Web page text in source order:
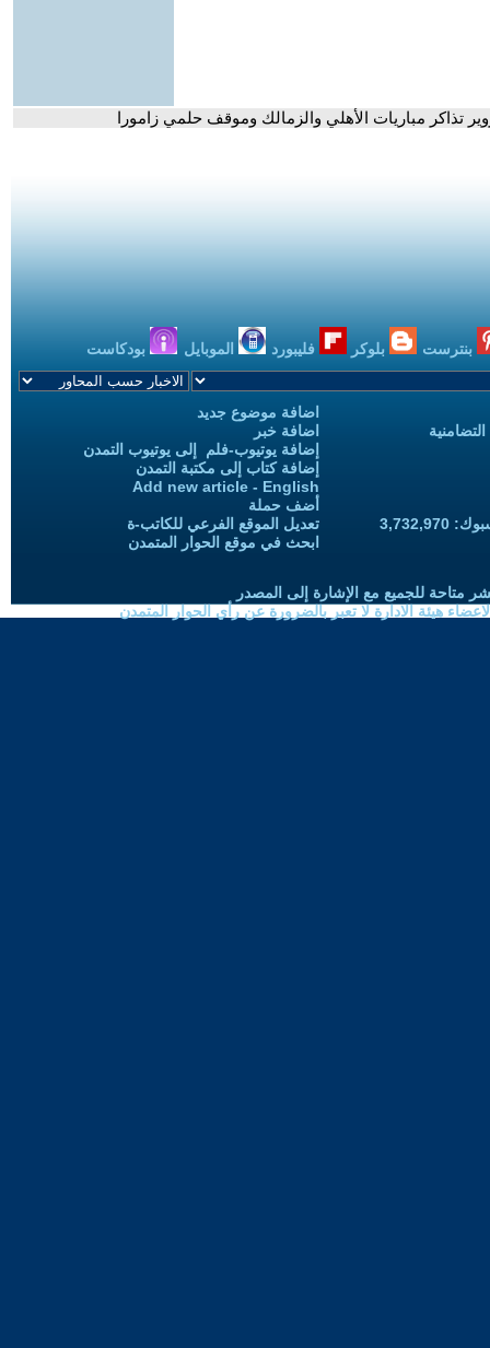
تذاكر مباريات الأهلي والزمالك وموقف حلمي زامورا
بنترست بلوكر فليبورد الموبايل بودكاست
اضافة موضوع جديد
اضافة خبر
إضافة يوتيوب-فلم إلى يوتيوب التمدن
إضافة كتاب إلى مكتبة التمدن
Add new article - English
أضف حملة
تعديل الموقع الفرعي للكاتب-ة
ابحث في موقع الحوار المتمدن
متاحة للجميع مع الإشارة إلى المصدر
هيئة الادارة لا تعبر بالضرورة عن رأي الحوار المتمدن